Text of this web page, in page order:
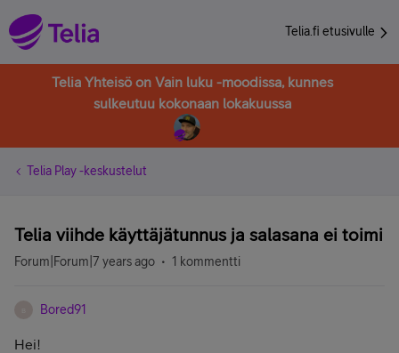
Telia.fi etusivulle
Telia Yhteisö on Vain luku -moodissa, kunnes
sulkeutuu kokonaan lokakuussa
Telia Play -keskustelut
Telia viihde käyttäjätunnus ja salasana ei toimi
Forum|Forum|7 years ago 1 kommentti
Bored91
Hei!